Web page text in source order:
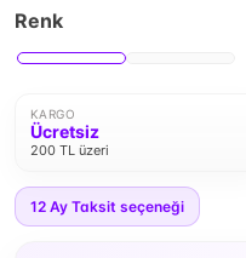
Renk
KARGO
Ücretsiz
200 TL üzeri
12 Ay Taksit seçeneği